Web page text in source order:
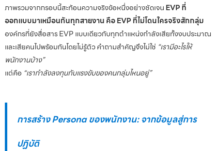
ภาพรวมจากกรอบนี้สะท้อนความจริงข้อหนึ่งอย่างชัดเจน EVP ที่
ออกแบบมาเหมือนกันทุกสายงาน คือ EVP ที่ไม่โดนใครจริงสักกลุ่ม
องค์กรที่ยังสื่อสาร EVP แบบเดียวกับทุกตำแหน่งกำลังเสียทั้งงบประมาณ
และเสียคนไปพร้อมกันโดยไม่รู้ตัว คำถามสำคัญจึงไม่ใช่ “เรามีอะไรให้
พนักงานบ้าง”
แต่คือ “เรากำลังลงทุนกับแรงขับของคนกลุ่มไหนอยู่”
การสร้าง Persona ของพนักงาน: จากข้อมูลสู่การ
ปฏิบัติ